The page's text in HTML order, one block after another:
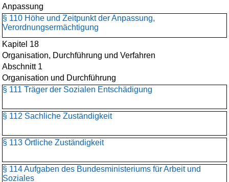
Anpassung
§ 110 Höhe und Zeitpunkt der Anpassung,
Verordnungsermächtigung
Kapitel 18
Organisation, Durchführung und Verfahren
Abschnitt 1
Organisation und Durchführung
§ 111 Träger der Sozialen Entschädigung
§ 112 Sachliche Zuständigkeit
§ 113 Örtliche Zuständigkeit
§ 114 Aufgaben des Bundesministeriums für Arbeit und
Soziales